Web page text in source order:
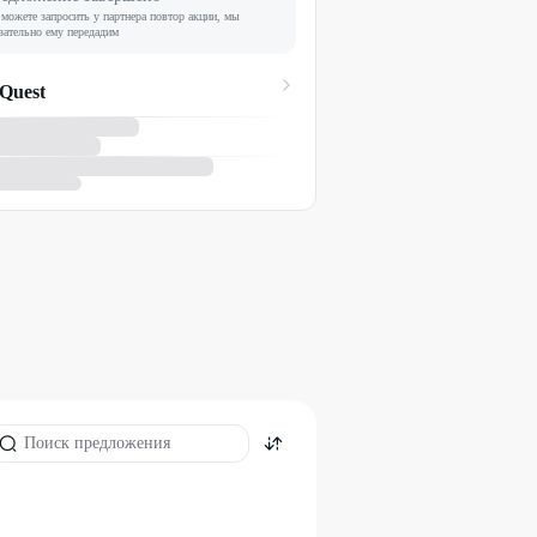
запросить у партнера повтор акции, мы
ему передадим